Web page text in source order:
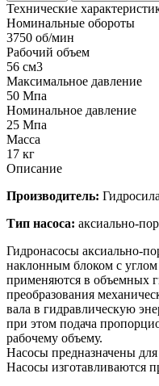
Технические
Номинальные обороты
3750 об/мин
Рабочий объем
56 см3
Максимальное давление
50 Мпа
Номинальное давление
25 Мпа
Масса
17 кг
Описание
Производитель: Гидросила
Тип насоса: аксиально-
Гидронасосы аксиально-
наклонным блоком с
применяются в объемных
преобразования
вала в гидравлическую
при этом подача
рабочему объему.
Насосы предназначены
Насосы изготавливаются